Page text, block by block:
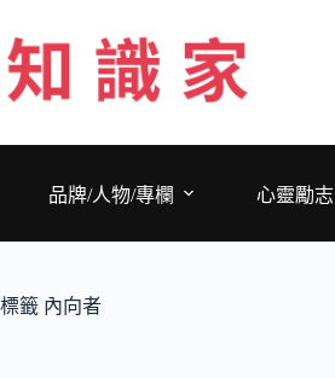
至
主
要
品牌/人物/專欄
心靈勵志
標籤 內向者